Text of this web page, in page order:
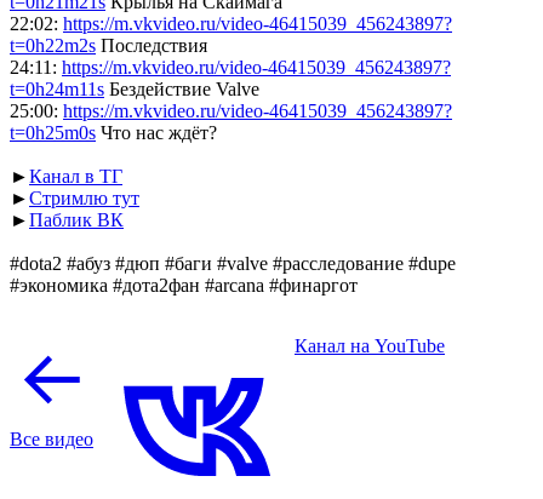
22:02: https://m.vkvideo.ru/video-46415039_456243897?
t=0h22m2s Последствия
24:11: https://m.vkvideo.ru/video-46415039_456243897?
t=0h24m11s Бездействие Valve
25:00: https://m.vkvideo.ru/video-46415039_456243897?
t=0h25m0s Что нас ждёт?
►Канал в ТГ
►Стримлю тут
►Паблик ВК
#dota2 #абуз #дюп #баги #valve #расследование #dupe
#экономика #дота2фан #arcana #финаргот
Все видео
Канал на YouTube